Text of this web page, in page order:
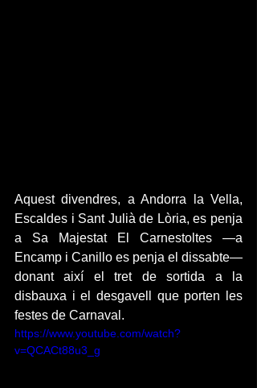
Aquest divendres, a Andorra la Vella,
Escaldes i Sant Julià de Lòria, es penja
a Sa Majestat El Carnestoltes —a
Encamp i Canillo es penja el dissabte—
donant així el tret de sortida a la
disbauxa i el desgavell que porten les
festes de Carnaval.
https://www.youtube.com/watch?
v=QCACt88u3_g